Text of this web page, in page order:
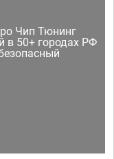
Чип Тюнинг
в 50+ городах РФ